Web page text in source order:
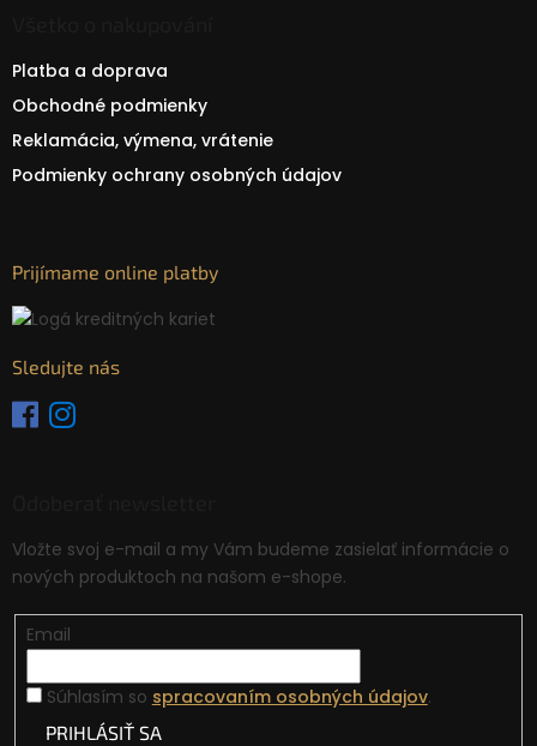
Platba a doprava
Obchodné podmienky
Reklamácia, výmena, vrátenie
Podmienky ochrany osobných údajov
Prijímame online platby
Sledujte nás
Vložte svoj e-mail a my Vám budeme zasielať informácie o
nových produktoch na našom e-shope.
Email
Súhlasím so spracovaním osobných údajov.
PRIHLÁSIŤ SA